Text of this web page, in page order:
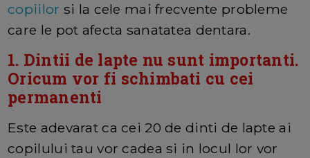
copiilor si la cele mai frecvente probleme
care le pot afecta sanatatea dentara.
1. Dintii de lapte nu sunt importanti.
Oricum vor fi schimbati cu cei
permanenti
Este adevarat ca cei 20 de dinti de lapte ai
copilului tau vor cadea si in locul lor vor